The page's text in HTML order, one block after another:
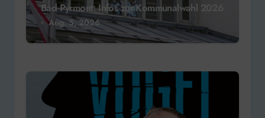
Bad Pyrmont: Infos zur Kommunalwahl 2026
Aug. 5, 2026